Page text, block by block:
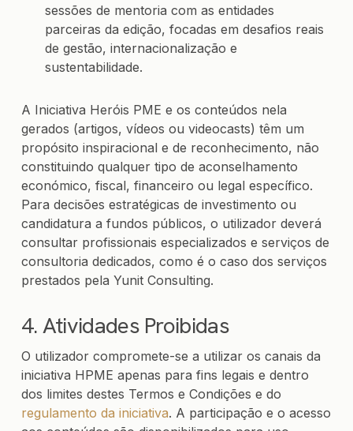
sessões de mentoria com as entidades
parceiras da edição, focadas em desafios reais
de gestão, internacionalização e
sustentabilidade.
A Iniciativa Heróis PME e os conteúdos nela
gerados (artigos, vídeos ou videocasts) têm um
propósito inspiracional e de reconhecimento, não
constituindo qualquer tipo de aconselhamento
económico, fiscal, financeiro ou legal específico.
Para decisões estratégicas de investimento ou
candidatura a fundos públicos, o utilizador deverá
consultar profissionais especializados e serviços de
consultoria dedicados, como é o caso dos serviços
prestados pela Yunit Consulting.
4. Atividades Proibidas
O utilizador compromete-se a utilizar os canais da
iniciativa HPME apenas para fins legais e dentro
dos limites destes Termos e Condições e do
regulamento da iniciativa. A participação e o acesso